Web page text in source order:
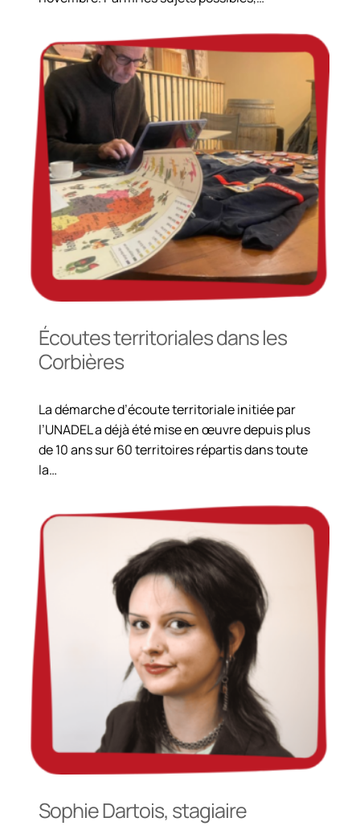
Écoutes territoriales dans les
Corbières
La démarche d’écoute territoriale initiée par
l’UNADEL a déjà été mise en œuvre depuis plus
de 10 ans sur 60 territoires répartis dans toute
la…
Sophie Dartois, stagiaire